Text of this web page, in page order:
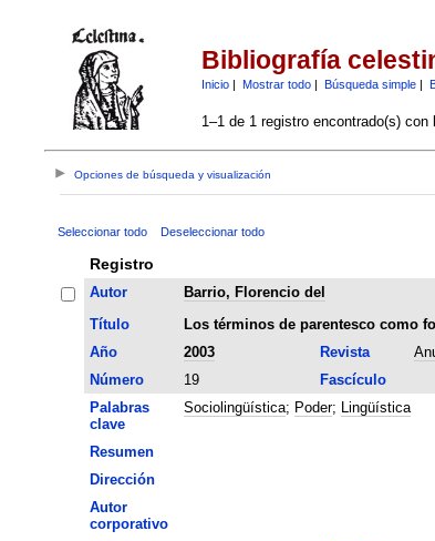
Bibliografía
Inicio| Mostrar todo| Búsqueda simple|
1–1 de 1 registro encontrado(s)
Opciones de búsqueda y visualización
Seleccionar todo Deseleccionar todo
Registro
Autor
Barrio, Florencio del
Título
Los términos de parentesco como
Año
2003 Revista
Número
19 Fascículo
Palabras
clave
Sociolingüística; Poder; Lingüística
Resumen
Dirección
Autor
corporativo